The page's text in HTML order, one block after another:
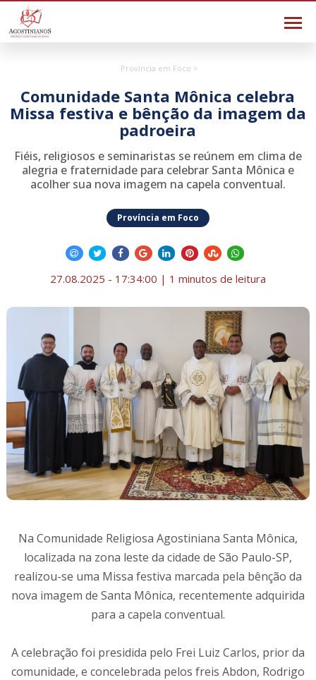
Província em Foco >
Comunidade Santa Mônica celebra
Missa festiva e bênção da imagem da
padroeira
Fiéis, religiosos e seminaristas se reúnem em clima de
alegria e fraternidade para celebrar Santa Mônica e
acolher sua nova imagem na capela conventual.
Província em Foco
27.08.2025 - 17:34:00 | 1 minutos de leitura
Na Comunidade Religiosa Agostiniana Santa Mônica,
localizada na zona leste da cidade de São Paulo-SP,
realizou-se uma Missa festiva marcada pela bênção da
nova imagem de Santa Mônica, recentemente adquirida
para a capela conventual.
A celebração foi presidida pelo Frei Luiz Carlos, prior da
comunidade, e concelebrada pelos freis Abdon, Rodrigo